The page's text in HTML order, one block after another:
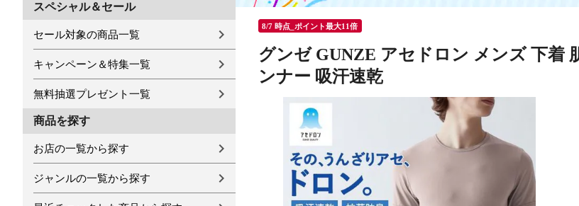
スペシャル＆セール
セール対象の商品一覧
キャンペーン＆特集一覧
無料抽選プレゼント一覧
商品を探す
お店の一覧から探す
ジャンルの一覧から探す
8/7 時点_ポイント最大11倍
グンゼ GUNZE アセドロン メンズ 下着
ンナー 吸汗速乾